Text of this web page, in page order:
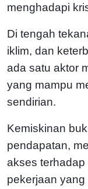
menghadapi
Di tengah
iklim, dan
ada satu aktor
yang mampu
sendirian.
Kemiskinan
pendapatan,
akses
pekerjaan